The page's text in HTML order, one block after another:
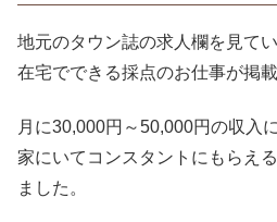
地元のタウン誌の求人欄を見てい
在宅でできる採点のお仕事が掲
月に30,000円～50,000円の収入
家にいてコンスタントにもらえ
ました。